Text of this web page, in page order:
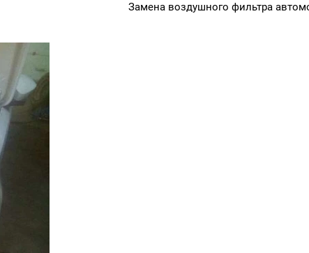
Замена воздушного фильтра